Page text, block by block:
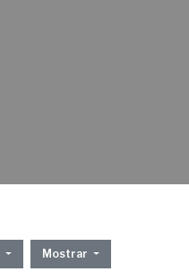
Mostrar